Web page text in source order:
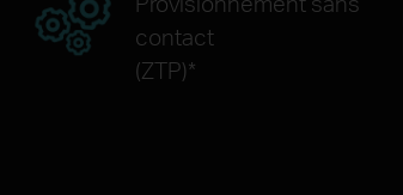
contact
(ZTP)*